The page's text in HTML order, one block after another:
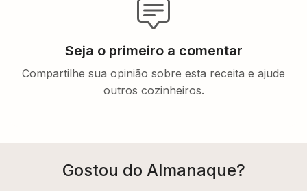
Seja o primeiro a comentar
Compartilhe sua opinião sobre esta receita e ajude
outros cozinheiros.
Gostou do Almanaque?